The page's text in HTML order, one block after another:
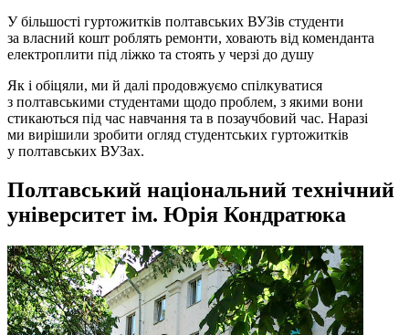
У більшості гуртожитків полтавських ВУЗів студенти
за власний кошт роблять ремонти, ховають від коменданта
електроплити під ліжко та стоять у черзі до душу
Як і обіцяли, ми й далі продовжуємо спілкуватися
з полтавськими студентами щодо проблем, з якими вони
стикаються під час навчання та в позаучбовий час. Наразі
ми вирішили зробити огляд студентських гуртожитків
у полтавських ВУЗах.
Полтавський національний технічний
університет ім. Юрія Кондратюка